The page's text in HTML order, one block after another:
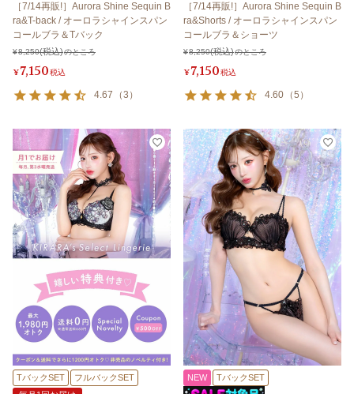
［7/14再販!］Aurora Shine Sequin B
ra&T-back / オーロラシャインスパン
コールブラ＆Tバック
¥8,250 のところ
¥7,150税込
4.67 （3 ）
［7/14再販!］Aurora Shine Sequin B
ra&Shorts / オーロラシャインスパン
コールブラ＆ショーツ
¥8,250 のところ
¥7,150税込
4.60 （5 ）
TバックSET
フルバックSET
NEW TバックSET